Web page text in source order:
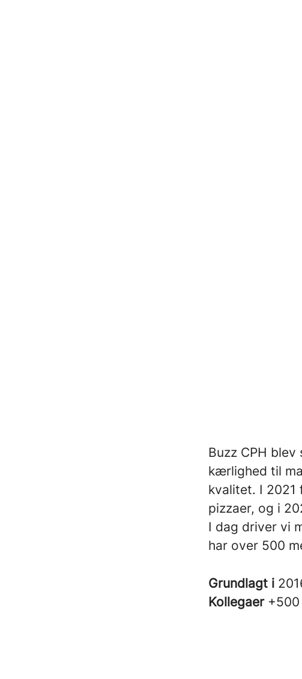
Buzz CPH blev
kærlighed til
kvalitet. I 2021
pizzaer, og i
I dag driver vi
har over 500
Grundlagt i
Kollegaer +500